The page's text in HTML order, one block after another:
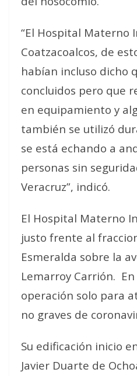
“El Hospital Materno
Coatzacoalcos, de
habían incluso dicho
concluidos pero que
en equipamiento y
también se utilizó
se está echando a
personas sin
Veracruz”, indicó.
El Hospital Materno
justo frente al
Esmeralda sobre la
Lemarroy Carrión.
operación solo para
no graves de
Su edificación inicio
Javier Duarte de